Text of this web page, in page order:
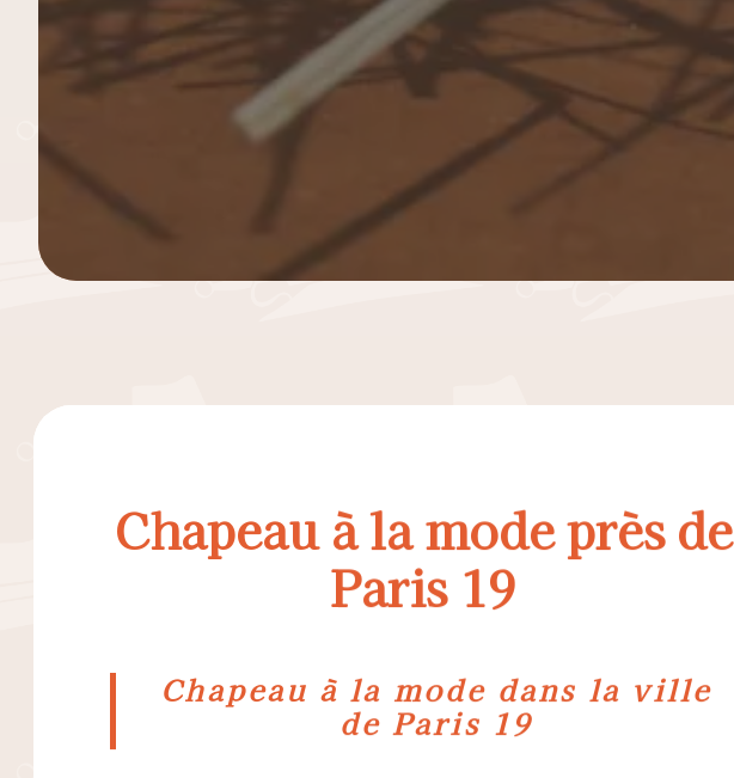
Chapeau à la mode près de
Paris 19
Chapeau à la mode dans la ville
de Paris 19